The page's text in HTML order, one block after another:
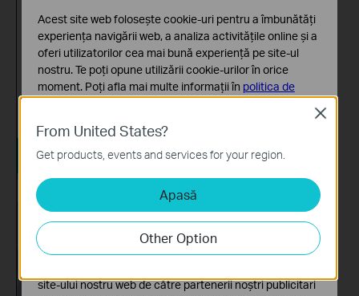
From United States?
Get products, events and services for your region.
Apasă
Other Option
Close
Acest site web folosește cookie-uri pentru a îmbunătăți
experiența navigării web, a analiza activitățile online și a
oferi utilizatorilor cea mai bună experiență pe site-ul
nostru. Te poți opune utilizării cookie-urilor în orice
moment. Poți afla mai multe informații în politica de
Cookie-uri de bază
Aceste cookie-uri sunt necesare pentru funcționarea
site-ului web și nu pot fi dezactivate în sistemele tale
Cookie-uri de analiză și marketing
Cookie-urile de analiză ne permit să analizăm activitățile
tale de pe site-ul nostru web a îmbunătăți și ajusta
funcționalitatea site-ului.
site-ului nostru web de către partenerii noștri publicitari